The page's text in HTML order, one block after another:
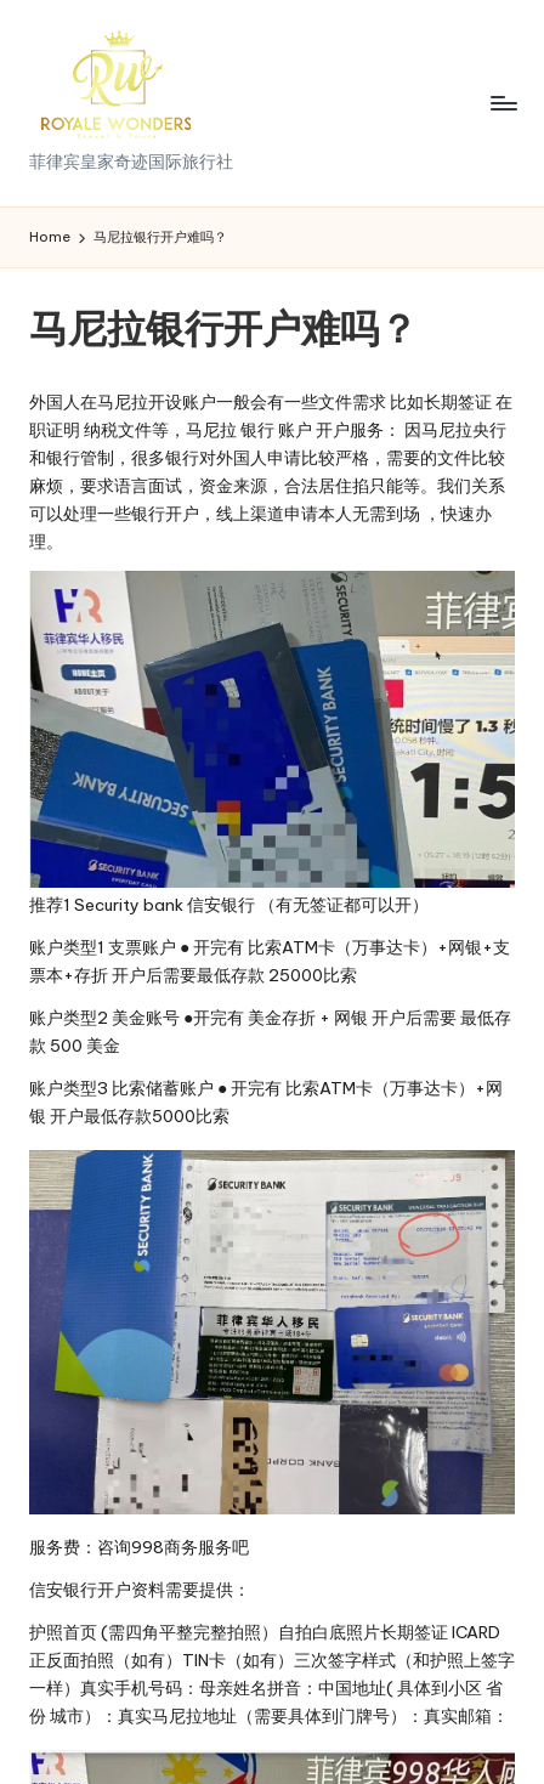
菲
律
宾
家
迹
国
际
旅
行
社
菲律宾皇家奇迹国际旅行社
Home 马尼拉银行开户难吗？
马尼拉银行开户难吗？
外国人在马尼拉开设账户一般会有一些文件需求 比如长期签证 在
职证明 纳税文件等，马尼拉 银行 账户 开户服务： 因马尼拉央行
和银行管制，很多银行对外国人申请比较严格，需要的文件比较
麻烦，要求语言面试，资金来源，合法居住掐只能等。我们关系
可以处理一些银行开户，线上渠道申请本人无需到场 ，快速办
理。
推荐1 Security bank 信安银行 （有无签证都可以开）
账户类型1 支票账户 ● 开完有 比索ATM卡（万事达卡）+网银+支
票本+存折 开户后需要最低存款 25000比索
账户类型2 美金账号 ●开完有 美金存折 + 网银 开户后需要 最低存
款 500 美金
账户类型3 比索储蓄账户 ● 开完有 比索ATM卡（万事达卡）+网
银 开户最低存款5000比索
服务费：咨询998商务服务吧
信安银行开户资料需要提供：
护照首页 (需四角平整完整拍照）自拍白底照片长期签证 ICARD
正反面拍照（如有）TIN卡（如有）三次签字样式（和护照上签字
一样）真实手机号码：母亲姓名拼音：中国地址( 具体到小区 省
份 城市）：真实马尼拉地址（需要具体到门牌号）：真实邮箱：